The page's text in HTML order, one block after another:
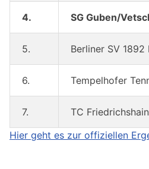
4. SG Guben/
5. Berliner SV 1892
6. Tempelhofer
7. TC
Hier geht es zur offiziellen